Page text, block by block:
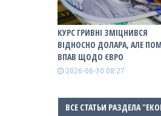
КУРС ГРИВНІ ЗМІЦНИВСЯ
ВІДНОСНО ДОЛАРА, АЛЕ
ВПАВ ЩОДО ЄВРО
2026-06-30 08:27
ВСЕ СТАТЬИ РАЗДЕЛА